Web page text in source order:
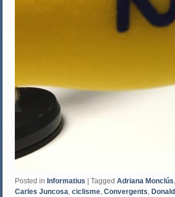
Posted in Informatius Tagged Adriana Monclús,
Carles Juncosa, ciclisme, Convergents,